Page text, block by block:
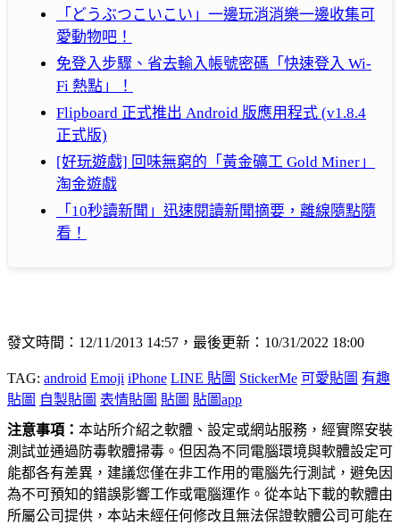
「どうぶつこいこい」一邊玩消消樂一邊收集可
愛動物吧！
免登入步驟、省去輸入帳號密碼「快速登入 Wi-
Fi 熱點」！
Flipboard 正式推出 Android 版應用程式 (v1.8.4
正式版)
[好玩遊戲] 回味無窮的「黃金礦工 Gold Miner」
淘金遊戲
「10秒讀新聞」迅速閱讀新聞摘要，離線隨點隨
看！
發文時間：12/11/2013 14:57，最後更新：10/31/2022 18:00
TAG: android Emoji iPhone LINE 貼圖 StickerMe 可愛貼圖 有趣
貼圖 自製貼圖 表情貼圖 貼圖 貼圖app
注意事項： 本站所介紹之軟體、設定或網站服務，經實際安裝
測試並通過防毒軟體掃毒。但因為不同電腦環境與軟體設定可
能都各有差異，建議您僅在非工作用的電腦先行測試，避免因
為不可預知的錯誤影響工作或電腦運作。從本站下載的軟體由
所屬公司提供，本站未經任何修改且無法保證軟體公司可能在